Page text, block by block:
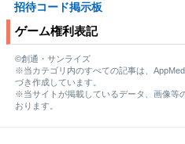
招待コード掲示板
ゲーム権利表記
©創通・サンライズ
※当カテゴリ内のすべての記事は、
づき作成しています。
※当サイトが掲載しているデータ、画像等
おります。